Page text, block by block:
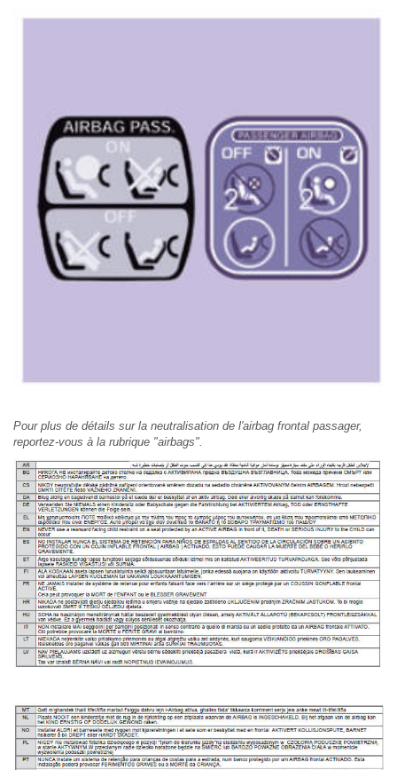
Pour plus de détails sur la neutralisation de l'airbag frontal passager,
reportez-vous à la rubrique "airbags".